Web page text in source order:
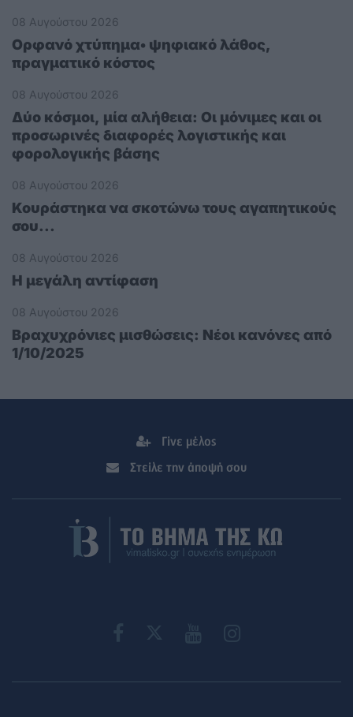
08 Αυγούστου 2026
Ορφανό χτύπημα• ψηφιακό λάθος,
πραγματικό κόστος
08 Αυγούστου 2026
Δύο κόσμοι, μία αλήθεια: Οι μόνιμες και οι
προσωρινές διαφορές λογιστικής και
φορολογικής βάσης
08 Αυγούστου 2026
Κουράστηκα να σκοτώνω τους αγαπητικούς
σου...
08 Αυγούστου 2026
Η μεγάλη αντίφαση
08 Αυγούστου 2026
Βραχυχρόνιες μισθώσεις: Νέοι κανόνες από
1/10/2025
Γίνε μέλος
Στείλε την άποψή σου